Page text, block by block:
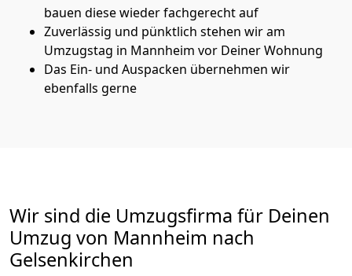
bauen diese wieder fachgerecht auf
Zuverlässig und pünktlich stehen wir am
Umzugstag in Mannheim vor Deiner Wohnung
Das Ein- und Auspacken übernehmen wir
ebenfalls gerne
Wir sind die Umzugsfirma für Deinen
Umzug von Mannheim nach
Gelsenkirchen